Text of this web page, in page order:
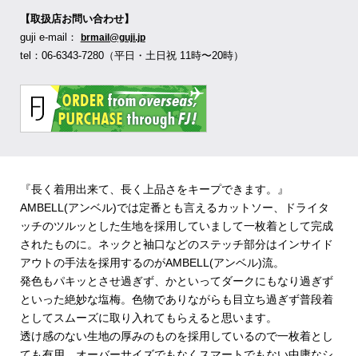
【取扱店お問い合わせ】
guji e-mail：
brmail@guji.jp
tel：06-6343-7280（平日・土日祝 11時〜20時）
『長く着用出来て、長く上品さをキープできます。』
AMBELL(アンベル)では定番とも言えるカットソー、ドライタ
ッチのツルッとした生地を採用していまして一枚着として完成
されたものに。ネックと袖口などのステッチ部分はインサイド
アウトの手法を採用するのがAMBELL(アンベル)流。
発色もパキッとさせ過ぎず、かといってダークにもなり過ぎず
といった絶妙な塩梅。色物でありながらも目立ち過ぎず普段着
としてスムーズに取り入れてもらえると思います。
透け感のない生地の厚みのものを採用しているので一枚着とし